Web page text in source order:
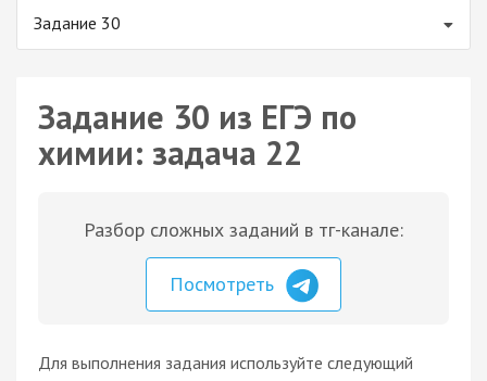
Задание 30
Задание 30 из ЕГЭ по
химии: задача 22
Разбор сложных заданий в тг-канале:
Посмотреть
Для выполнения задания используйте следующий